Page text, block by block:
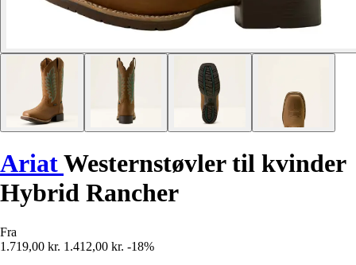
AriatWesternstøvler til kvinder
Hybrid Rancher
Fra
1.719,00 kr. 1.412,00 kr. -18%